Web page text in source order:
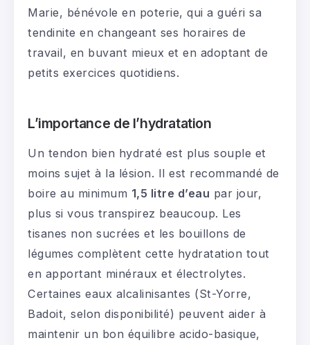
Marie, bénévole en poterie, qui a guéri sa
tendinite en changeant ses horaires de
travail, en buvant mieux et en adoptant de
petits exercices quotidiens.
L’importance de l’hydratation
Un tendon bien hydraté est plus souple et
moins sujet à la lésion. Il est recommandé de
boire au minimum 1,5 litre d’eau par jour,
plus si vous transpirez beaucoup. Les
tisanes non sucrées et les bouillons de
légumes complètent cette hydratation tout
en apportant minéraux et électrolytes.
Certaines eaux alcalinisantes (St-Yorre,
Badoit, selon disponibilité) peuvent aider à
maintenir un bon équilibre acido-basique,